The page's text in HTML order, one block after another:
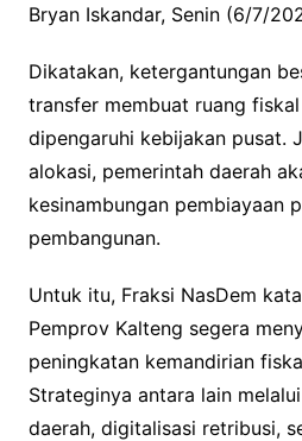
Bryan Iskandar, Senin (6/7/
Dikatakan, ketergantungan
transfer membuat ruang
dipengaruhi kebijakan pusat.
alokasi, pemerintah daerah
kesinambungan pembiayaan
pembangunan.
Untuk itu, Fraksi NasDem
Pemprov Kalteng segera
peningkatan kemandirian
Strateginya antara lain
daerah, digitalisasi retribusi,